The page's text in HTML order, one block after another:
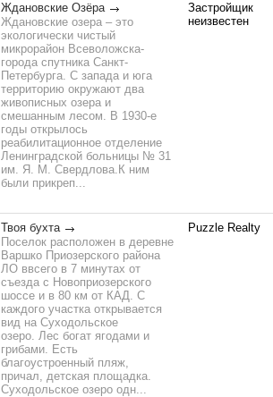
Ждановские Озёра
Ждановские озера – это
экологически чистый
микрорайон Всеволожска-
города спутника Санкт-
Петербурга. С запада и юга
территорию окружают два
живописных озера и
смешанным лесом. В 1930-е
годы открылось
реабилитационное отделение
Ленинградской больницы № 31
им. Я. М. Свердлова.К ним
были прикреп...
Застройщик
неизвестен
Твоя бухта
Поселок расположен в деревне
Варшко Приозерского района
ЛО ввсего в 7 минутах от
съезда с Новоприозерского
шоссе и в 80 км от КАД. С
каждого участка открывается
вид на Суходольское
озеро. Лес богат ягодами и
грибами. Есть
благоустроенный пляж,
причал, детская площадка.
Суходольское озеро одн...
Puzzle Realty